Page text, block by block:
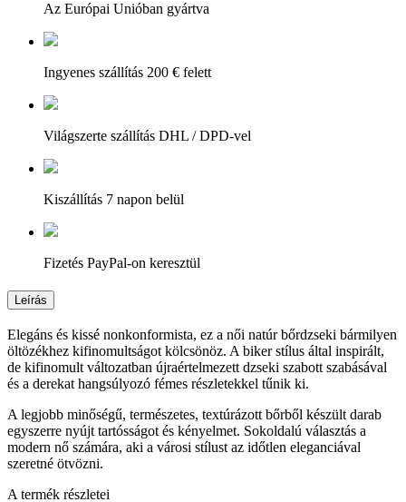
Az Európai Unióban gyártva
Ingyenes szállítás 200 € felett
Világszerte szállítás DHL / DPD-vel
Kiszállítás 7 napon belül
Fizetés PayPal-on keresztül
Leírás
Elegáns és kissé nonkonformista, ez a női natúr bőrdzseki bármilyen
öltözékhez kifinomultságot kölcsönöz. A biker stílus által inspirált,
de kifinomult változatban újraértelmezett dzseki szabott szabásával
és a derekat hangsúlyozó fémes részletekkel tűnik ki.
A legjobb minőségű, természetes, textúrázott bőrből készült darab
egyszerre nyújt tartósságot és kényelmet. Sokoldalú választás a
modern nő számára, aki a városi stílust az időtlen eleganciával
szeretné ötvözni.
A termék részletei